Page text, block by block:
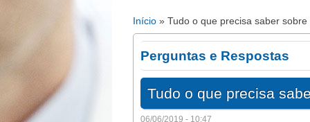
Está aqui
Início » Tudo o que precisa saber
Perguntas e Respostas
Tudo o que precisa
06/06/2019 - 10:47